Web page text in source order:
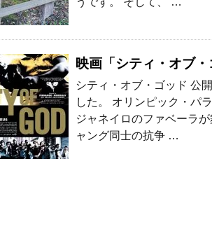
映画「シティ・オブ
シティ・オブ・ゴッド 公
した。 オリンピック・パ
ジャネイロのファベーラ
ャング同士の抗争 …